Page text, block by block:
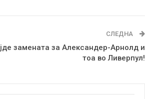
СЛЕДНА
замената за Александер-Арнолд и
тоа во Ливерпул!